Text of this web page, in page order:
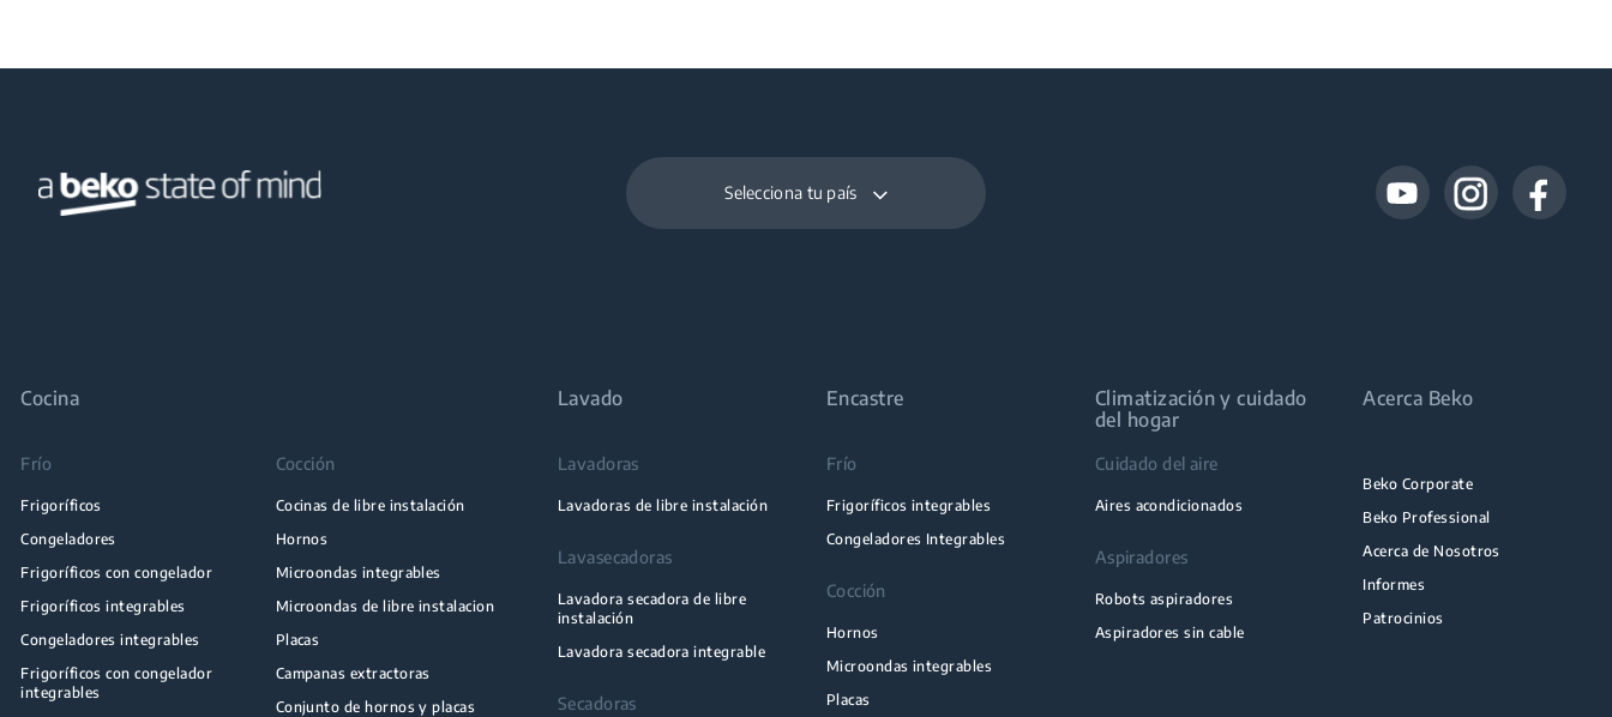
Selecciona tu país
Cocina
Frío
Frigoríficos
Congeladores
Frigoríficos con congelador
Frigoríficos integrables
Congeladores integrables
Frigoríficos con congelador
integrables
Cocción
Cocinas de libre instalación
Hornos
Microondas integrables
Microondas de libre instalacion
Placas
Campanas extractoras
Conjunto de hornos y placas
Lavado
Lavadoras
Lavadoras de libre instalación
Lavasecadoras
Lavadora secadora de libre
instalación
Lavadora secadora integrable
Secadoras
Encastre
Frío
Frigoríficos integrables
Congeladores Integrables
Cocción
Hornos
Microondas integrables
Placas
Climatización y cuidado
del hogar
Cuidado del aire
Aires acondicionados
Aspiradores
Robots aspiradores
Aspiradores sin cable
Acerca Beko
Beko Corporate
Beko Professional
Acerca de Nosotros
Informes
Patrocinios